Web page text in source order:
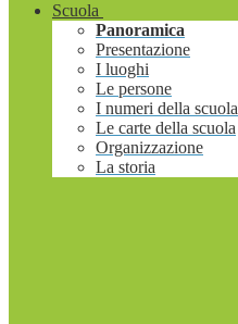
Scuola
Panoramica
Presentazione
I luoghi
Le persone
I numeri della scuola
Le carte della scuola
Organizzazione
La storia